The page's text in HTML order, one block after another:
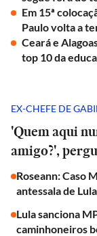
Em 15ª
Paulo volta a
Ceará e
top 10 da
EX-CHEFE DE
'Quem aqui
amigo?',
Roseann: Caso
antessala de
Lula sanciona
caminhoneiros